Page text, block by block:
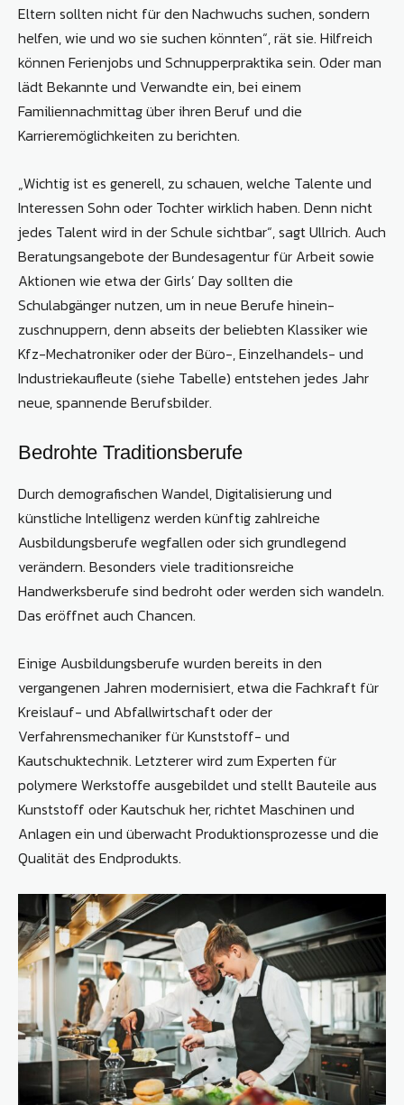
Eltern sollten nicht für den Nachwuchs suchen, sondern
helfen, wie und wo sie suchen könnten“, rät sie. Hilfreich
können Ferienjobs und Schnupperpraktika sein. Oder man
lädt Bekannte und Verwandte ein, bei einem
Familiennachmittag über ihren Beruf und die
Karrieremöglichkeiten zu berichten.
„Wichtig ist es generell, zu schauen, welche Talente und
Interessen Sohn oder Tochter wirklich haben. Denn nicht
jedes Talent wird in der Schule sichtbar“, sagt Ullrich. Auch
Beratungsangebote der Bundesagentur für Arbeit sowie
Aktionen wie etwa der Girls’ Day sollten die
Schulabgänger nutzen, um in neue Berufe hinein­
zuschnuppern, denn abseits der beliebten Klassiker wie
Kfz-Mechatroniker oder der Büro-, Einzelhandels- und
Industriekaufleute (siehe Tabelle) entstehen jedes Jahr
neue, spannende Berufsbilder.
Bedrohte Traditionsberufe
Durch demografischen Wandel, Digitalisierung und
künstliche Intelligenz werden künftig zahlreiche
Ausbildungsberufe wegfallen oder sich grundlegend
verändern. Besonders viele traditionsreiche
Handwerksberufe sind bedroht oder werden sich wandeln.
Das eröffnet auch Chancen.
Einige Ausbildungsberufe wurden bereits in den
vergangenen Jahren modernisiert, etwa die Fachkraft für
Kreislauf- und Abfallwirtschaft oder der
Verfahrensmechaniker für Kunststoff- und
Kautschuktechnik. Letzterer wird zum Experten für
polymere Werkstoffe ausgebildet und stellt Bauteile aus
Kunststoff oder Kautschuk her, richtet Maschinen und
Anlagen ein und überwacht Produktionsprozesse und die
Qualität des Endprodukts.